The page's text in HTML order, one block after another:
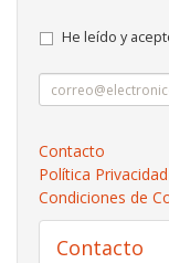
He leído y
Contacto
Política Privacidad
Condiciones de
Contacto